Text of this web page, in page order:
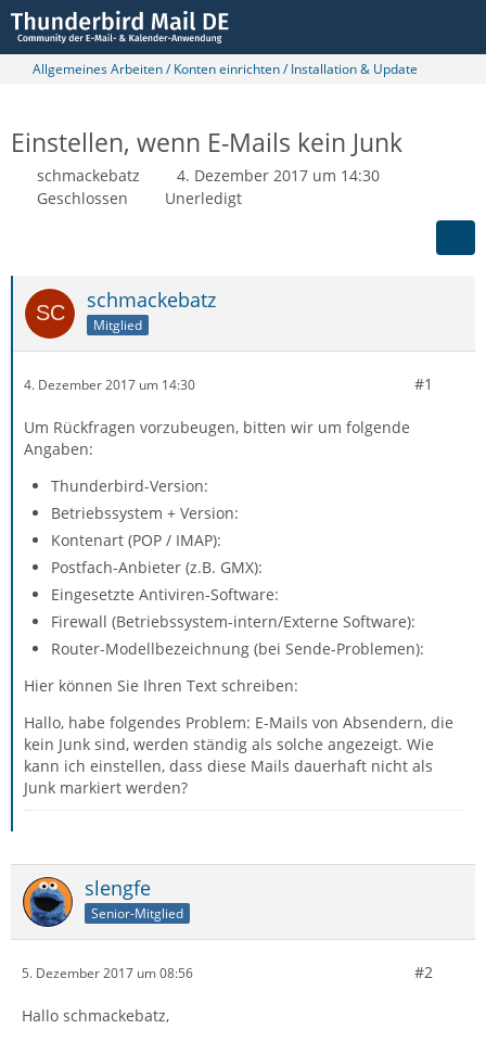
Allgemeines Arbeiten / Konten einrichten / Installation & Update
Einstellen, wenn E-Mails kein Junk
schmackebatz
4. Dezember 2017 um 14:30
Geschlossen
Unerledigt
schmackebatz
Mitglied
4. Dezember 2017 um 14:30 #1
Um Rückfragen vorzubeugen, bitten wir um folgende
Angaben:
Thunderbird-Version:
Betriebssystem + Version:
Kontenart (POP / IMAP):
Postfach-Anbieter (z.B. GMX):
Eingesetzte Antiviren-Software:
Firewall (Betriebssystem-intern/Externe Software):
Router-Modellbezeichnung (bei Sende-Problemen):
Hier können Sie Ihren Text schreiben:
Hallo, habe folgendes Problem: E-Mails von Absendern, die
kein Junk sind, werden ständig als solche angezeigt. Wie
kann ich einstellen, dass diese Mails dauerhaft nicht als
Junk markiert werden?
slengfe
Senior-Mitglied
5. Dezember 2017 um 08:56 #2
Hallo schmackebatz,